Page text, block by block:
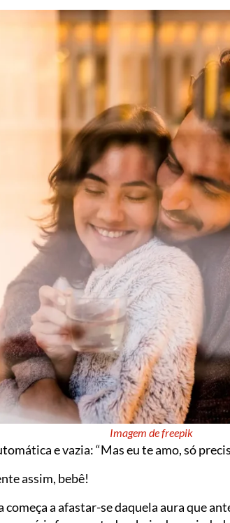
Imagem de freepik
e vazia: “Mas eu te amo, só
assim, bebê!
começa a afastar-se daquela aura que